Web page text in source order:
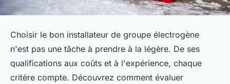
Choisir le bon installateur de groupe électrogène
n'est pas une tâche à prendre à la légère. De ses
qualifications aux coûts et à l'expérience, chaque
critère compte. Découvrez comment évaluer